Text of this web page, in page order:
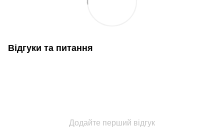
Відгуки та питання
Додайте перший відгук